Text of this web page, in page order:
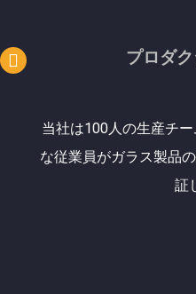
プロダ
当社は100人の生産チ
な従業員がガラス製品
証